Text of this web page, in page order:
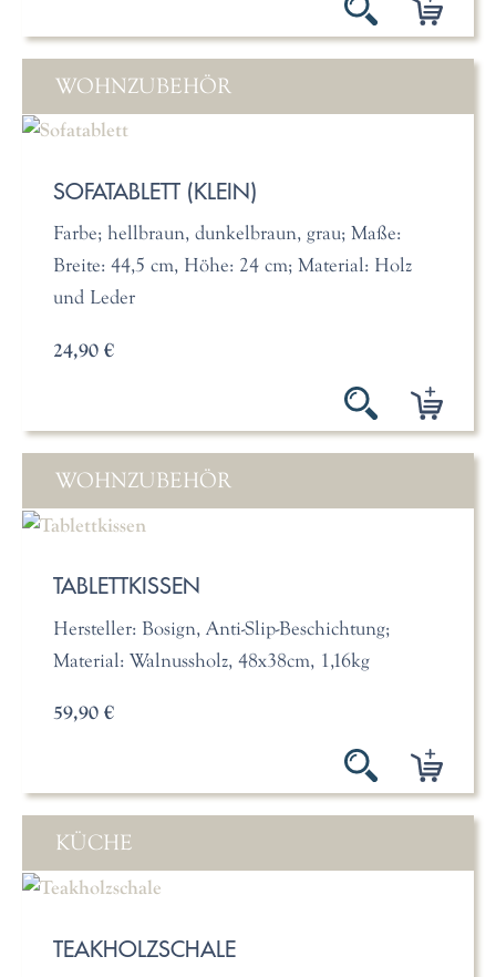
WOHNZUBEHÖR
SOFATABLETT (KLEIN)
Farbe; hellbraun, dunkelbraun, grau; Maße:
Breite: 44,5 cm, Höhe: 24 cm; Material: Holz
und Leder
24,90 €
WOHNZUBEHÖR
TABLETTKISSEN
Hersteller: Bosign, Anti-Slip-Beschichtung;
Material: Walnussholz, 48x38cm, 1,16kg
59,90 €
KÜCHE
TEAKHOLZSCHALE